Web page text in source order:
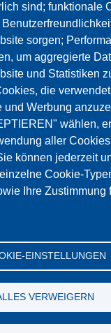
sind; funktionale
sorgen;
um aggregierte
und Statistiken
die
und Werbung
wählen,
aller Cookies
können jederzeit
Cookie-
Ihre Zustimmung
EINSTELLUNGEN
VERWEIGERN
заблокирован,
Maps не
ПРИНЯТЬ
GOOGLE
Cookies akzeptieren
GmbH 07.08.2026